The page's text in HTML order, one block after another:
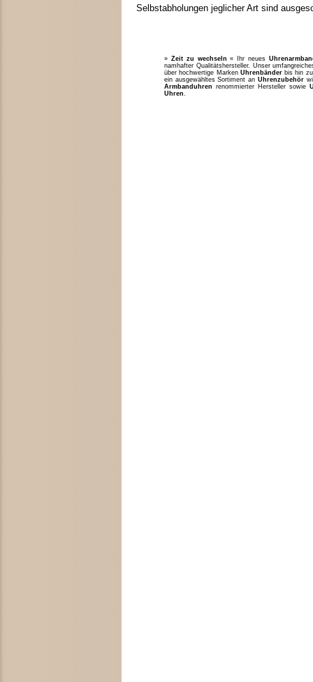
Selbstabholungen jeglicher Art sind
» Zeit zu wechseln « Ihr neues
namhafter Qualitätshersteller. Unser
über hochwertige Marken Uhrenbänderbis hin zu
ein ausgewähltes Sortiment an Uhrenzubehör
Armbanduhren renommierter Hersteller sowie
Uhren.